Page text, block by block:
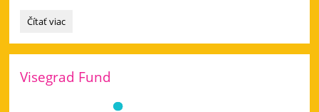
Súťaž
Čítať viac
Visegrad Fund